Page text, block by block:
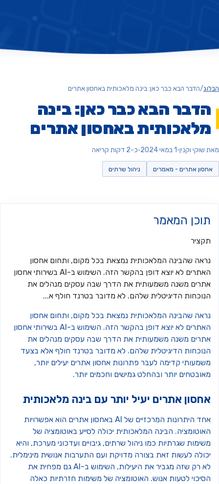
/הדבר הבא כבר כאן: בינה מלאכותית באחסון אתרים
הבא כבר כאן: בינה
באחסון אתרים
וקנין •1 במאי 2024 •כ-2 דקות קריאה
אתרים - מאמרים ניהול שרתים
המאמר
שהבינה המלאכותית נמצאת בכל מקום, ותחום אחסון
האתרים לא יוצא דופן בהקשר הזה. השימוש ב-AI בשירותי אחסון
משנה משמעותית את הדרך שבה עסקים מנהלים את
הדיגיטלית שלהם. לא מדובר בטרנד חולף א...
שהבינה המלאכותית נמצאת בכל מקום, ותחום אחסון
האתרים לא יוצא דופן בהקשר הזה. השימוש ב-AI בשירותי אחסון
משנה משמעותית את הדרך שבה עסקים מנהלים את
הדיגיטלית שלהם. לא מדובר בטרנד חולף אלא בצעד
קדימה לעבר פתרונות אחסון אתרים יעילים יותר,
יותר ובהחלט גמישים וחכמים יותר.
אתרים יעיל יותר עם בינה מלאכותית
אחד היתרונות המרכזיים של AI באחסון אתרים הוא אפשרויות
הבינה המלאכותית יכולה לסייע באוטומציה של
שגרתיות כמו ניהול שרתים, גיבויים ועדכוני מערכת, והיא
לעשות זאת בצורה מדויקת ועם התערבות אנושית מינימלית.
לא רק שזה מגביר את היעילות, השימוש ב-AI גם מפחית את
לטעות אנוש. האוטומציה של משימות חזרתיות כאלה